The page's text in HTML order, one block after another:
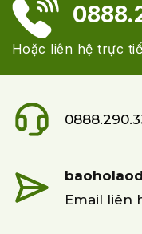
Hoặc liên hệ trực
Email liên